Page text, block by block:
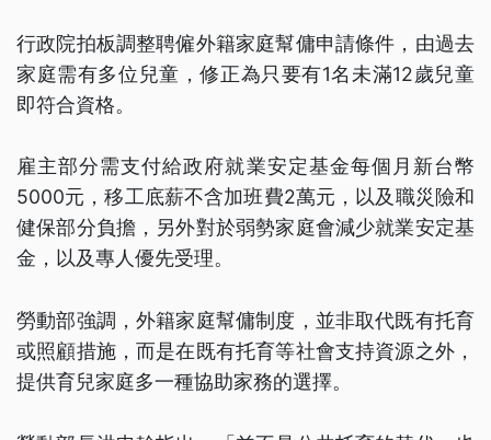
行政院拍板調整聘僱外籍家庭幫傭申請條件，由過去
家庭需有多位兒童，修正為只要有1名未滿12歲兒童
即符合資格。
雇主部分需支付給政府就業安定基金每個月新台幣
5000元，移工底薪不含加班費2萬元，以及職災險和
健保部分負擔，另外對於弱勢家庭會減少就業安定基
金，以及專人優先受理。
勞動部強調，外籍家庭幫傭制度，並非取代既有托育
或照顧措施，而是在既有托育等社會支持資源之外，
提供育兒家庭多一種協助家務的選擇。